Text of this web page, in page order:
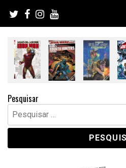
content
Pesquisar
Pesquisar
por: